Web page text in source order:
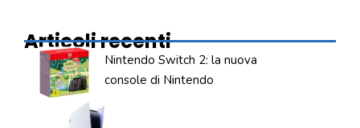
Articoli recenti
Nintendo Switch 2: la nuova
console di Nintendo